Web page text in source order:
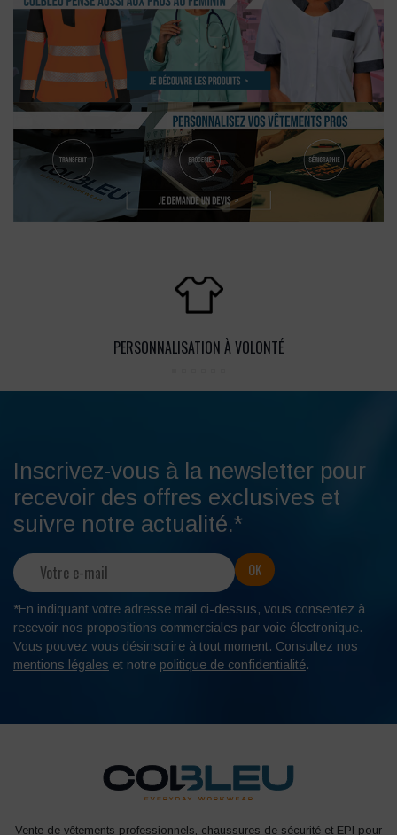
PERSONNALISATION À VOLONTÉ
Inscrivez-vous à la newsletter pour
recevoir des offres exclusives et
suivre notre actualité.*
*En indiquant votre adresse mail ci-dessus, vous consentez à
recevoir nos propositions commerciales par voie électronique.
Vous pouvez vous désinscrire à tout moment. Consultez nos
mentions légales et notre politique de confidentialité.
Vente de vêtements professionnels, chaussures de sécurité et EPI pour